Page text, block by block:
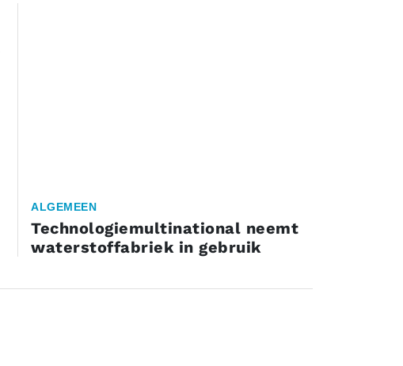
ALGEMEEN
Technologiemultinational neemt
waterstoffabriek in gebruik